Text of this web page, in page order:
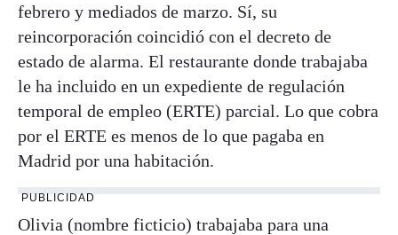
febrero y mediados de marzo. Sí, su
reincorporación coincidió con el decreto de
estado de alarma. El restaurante donde trabajaba
le ha incluido en un expediente de regulación
temporal de empleo (ERTE) parcial. Lo que cobra
por el ERTE es menos de lo que pagaba en
Madrid por una habitación.
PUBLICIDAD
Olivia (nombre ficticio) trabajaba para una